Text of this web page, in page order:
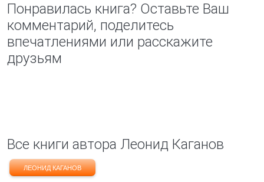
Понравилась книга? Оставьте Ваш
комментарий, поделитесь
впечатлениями или расскажите
друзьям
Все книги автора Леонид Каганов
ЛЕОНИД КАГАНОВ